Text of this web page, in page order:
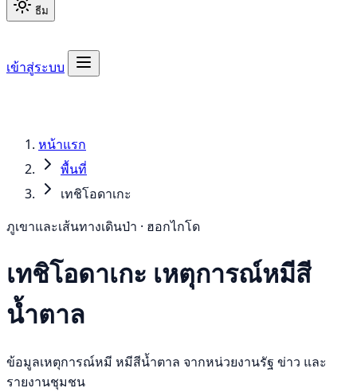
ธีม
เข้าสู่ระบบ
หน้าแรก
พื้นที่
เทชิโอดาเกะ
ภูเขาและเส้นทางเดินป่า · ฮอกไกโด
เทชิโอดาเกะ เหตุการณ์หมีสี
น้ำตาล
ข้อมูลเหตุการณ์หมี หมีสีน้ำตาล จากหน่วยงานรัฐ ข่าว และ
รายงานชุมชน